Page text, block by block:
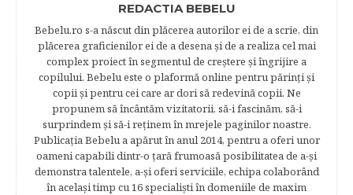
REDACTIA BEBELU
Bebelu.ro s-a născut din plăcerea autorilor ei de a scrie, din
plăcerea graficienilor ei de a desena şi de a realiza cel mai
complex proiect în segmentul de creştere şi îngrijire a
copilului. Bebelu este o plaformă online pentru părinţi şi
copii şi pentru cei care ar dori să redevină copii. Ne
propunem să încântăm vizitatorii, să-i fascinăm, să-i
surprindem şi să-i reţinem în mrejele paginilor noastre.​
Publicația Bebelu a apărut în anul 2014, pentru a oferi unor
oameni capabili dintr-o ţară frumoasă posibilitatea de a-şi
demonstra talentele, a-şi oferi serviciile, echipa colaborând
în acelaşi timp cu 16 specialişti în domeniile de maxim